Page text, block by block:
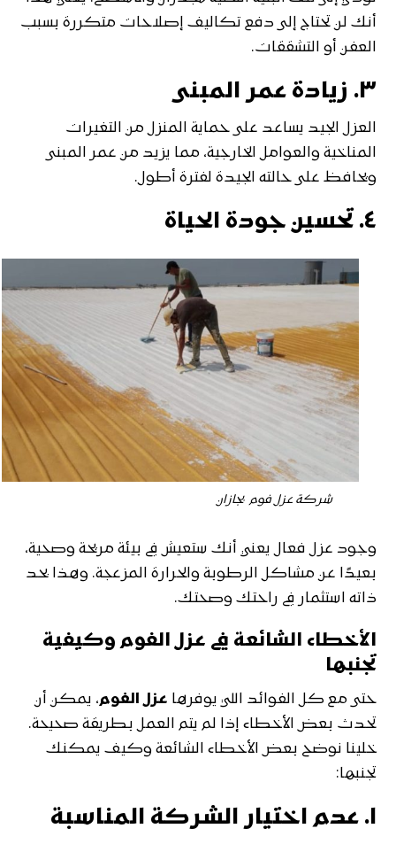
أنك لن تحتاج إلى دفع تكاليف إصلاحات متكررة بسبب
العفن أو التشققات.
٣. زيادة عمر المبنى
العزل الجيد يساعد على حماية المنزل من التغيرات
المناخية والعوامل الخارجية، مما يزيد من عمر المبنى
ويحافظ على حالته الجيدة لفترة أطول.
٤. تحسين جودة الحياة
شركة عزل فوم بجازان
وجود عزل فعال يعني أنك ستعيش في بيئة مريحة وصحية،
بعيدًا عن مشاكل الرطوبة والحرارة المزعجة. وهذا بحد
ذاته استثمار في راحتك وصحتك.
الأخطاء الشائعة في عزل الفوم وكيفية
تجنبها
حتى مع كل الفوائد اللي يوفرها عزل الفوم، يمكن أن
تحدث بعض الأخطاء إذا لم يتم العمل بطريقة صحيحة.
خلينا نوضح بعض الأخطاء الشائعة وكيف يمكنك
تجنبها:
١. عدم اختيار الشركة المناسبة